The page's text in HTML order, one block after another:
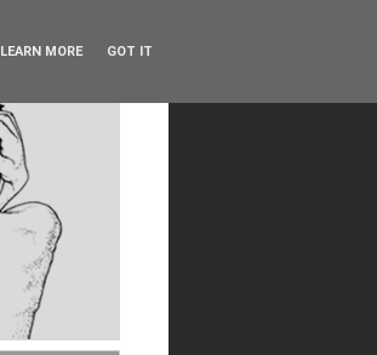
LEARN MORE GOT IT